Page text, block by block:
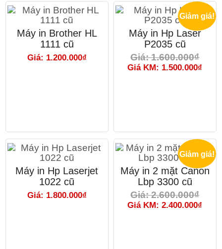
Máy in Brother HL
1111 cũ
Giá: 1.200.000₫
Giảm giá!
Máy in Hp Laser
P2035 cũ
Giá: 1.600.000₫
Giá KM: 1.500.000₫
Máy in Hp Laserjet
1022 cũ
Giá: 1.800.000₫
Giảm giá!
Máy in 2 mặt Canon
Lbp 3300 cũ
Giá: 2.600.000₫
Giá KM: 2.400.000₫